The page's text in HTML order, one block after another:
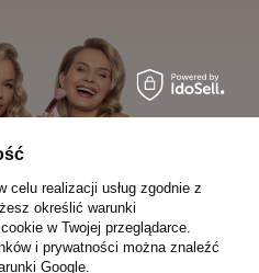
realizacji usług zgodnie z
określić warunki
w Twojej przeglądarce.
i prywatności można znaleźć
Google.